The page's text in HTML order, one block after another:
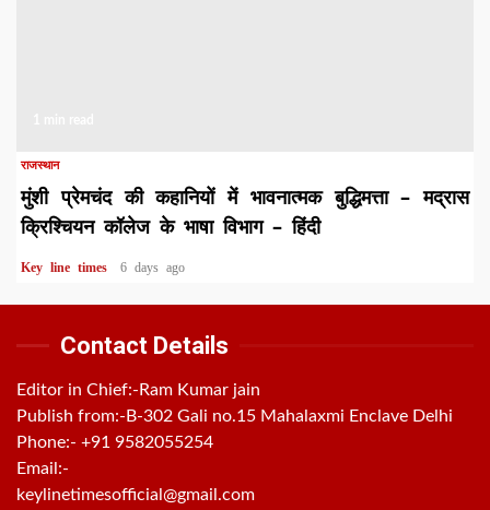
राजस्थान
मुंशी प्रेमचंद की कहानियों में भावनात्मक बुद्धिमत्ता – मद्रास
क्रिश्चियन कॉलेज के भाषा विभाग – हिंदी
Key line times 6 days ago
Contact Details
Editor in Chief:-Ram Kumar jain
Publish from:- B-302 Gali no.15 Mahalaxmi Enclave Delhi
Phone:- +91 9582055254
Email:-
keylinetimesofficial@gmail.com